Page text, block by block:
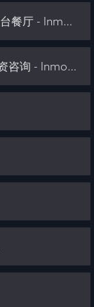
巴塞罗那餐厅转让 | 餐馆、C3执照与带露台餐厅 - Inmo Olaya
巴塞罗那购买餐厅 | 餐厅转让、出售与投资咨询 - Inmo Olaya